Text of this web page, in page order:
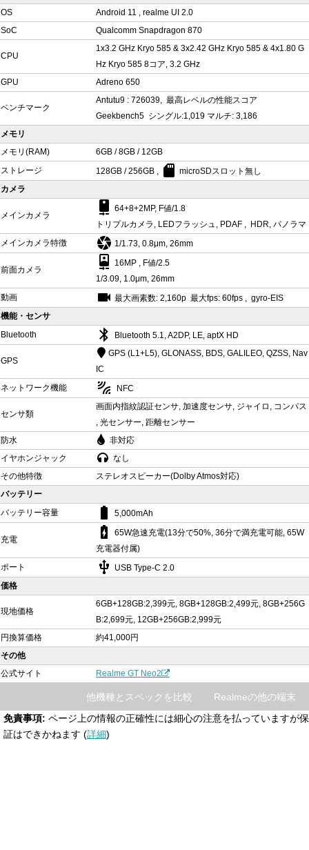
OS
Android 11 , realme UI 2.0
SoC
Qualcomm Snapdragon 870
CPU
1x3.2 GHz Kryo 585 & 3x2.42 GHz Kryo 585 & 4x1.80 G
Hz Kryo 585 8コア, 3.2 GHz
GPU
Adreno 650
ベンチマーク
Antutu9 : 726039, 最高レベルの性能スコア
Geekbench5 シングル:1,019 マルチ: 3,186
メモリ
メモリ(RAM)
6GB / 8GB / 12GB
ストレージ
128GB / 256GB , sd_card microSDスロット無し
カメラ
メインカメラ camera_rear 64+8+2MP, F値/1.8
トリプルカメラ, LEDフラッシュ, PDAF , HDR, パノラマ
メインカメラ特徴
camera 1/1.73, 0.8μm, 26mm
前面カメラ camera_front
16MP , F値/2.5
1/3.09, 1.0μm, 26mm
動画
videocam 最大画素数: 2,160p 最大fps: 60fps , gyro-EIS
機能・センサ
Bluetooth
bluetooth Bluetooth 5.1, A2DP, LE, aptX HD
GPS
GPS (L1+L5), GLONASS, BDS, GALILEO, QZSS, Nav
IC
ネットワーク機能
leak_add NFC
センサ類
画面内指紋認証センサ, 加速度センサ, ジャイロ, コンパス
, 光センサー, 距離センサー
防水
非対応
イヤホンジャック
なし
その他特徴
ステレオスピーカー(Dolby Atmos対応)
バッテリー
バッテリー容量
battery_std 5,000mAh
充電 battery_charging_full
65W急速充電(13分で50%, 36分で満充電可能, 65W
充電器付属)
ポート
usb
USB Type-C 2.0
価格
現地価格
6GB+128GB:2,399元, 8GB+128GB:2,499元, 8GB+256G
B:2,699元, 12GB+256GB:2,999元
円換算価格
約41,000円
その他
公式サイト
Realme GT Neo2
Realmeの他の端末
他機種とスペックを比較
免責事項: ページ上の情報の正確性には細心の注意を払っていますが保
証はできかねます (詳細)